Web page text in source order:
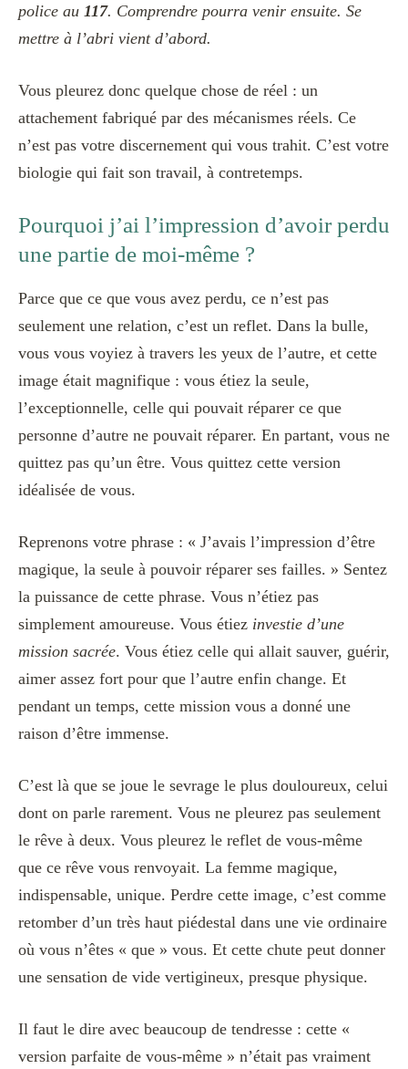
police au 117. Comprendre pourra venir ensuite. Se
mettre à l’abri vient d’abord.
Vous pleurez donc quelque chose de réel : un
attachement fabriqué par des mécanismes réels. Ce
n’est pas votre discernement qui vous trahit. C’est votre
biologie qui fait son travail, à contretemps.
Pourquoi j’ai l’impression d’avoir perdu
une partie de moi-même ?
Parce que ce que vous avez perdu, ce n’est pas
seulement une relation, c’est un reflet. Dans la bulle,
vous vous voyiez à travers les yeux de l’autre, et cette
image était magnifique : vous étiez la seule,
l’exceptionnelle, celle qui pouvait réparer ce que
personne d’autre ne pouvait réparer. En partant, vous ne
quittez pas qu’un être. Vous quittez cette version
idéalisée de vous.
Reprenons votre phrase : « J’avais l’impression d’être
magique, la seule à pouvoir réparer ses failles. » Sentez
la puissance de cette phrase. Vous n’étiez pas
simplement amoureuse. Vous étiez investie d’une
mission sacrée. Vous étiez celle qui allait sauver, guérir,
aimer assez fort pour que l’autre enfin change. Et
pendant un temps, cette mission vous a donné une
raison d’être immense.
C’est là que se joue le sevrage le plus douloureux, celui
dont on parle rarement. Vous ne pleurez pas seulement
le rêve à deux. Vous pleurez le reflet de vous-même
que ce rêve vous renvoyait. La femme magique,
indispensable, unique. Perdre cette image, c’est comme
retomber d’un très haut piédestal dans une vie ordinaire
où vous n’êtes « que » vous. Et cette chute peut donner
une sensation de vide vertigineux, presque physique.
Il faut le dire avec beaucoup de tendresse : cette «
version parfaite de vous-même » n’était pas vraiment